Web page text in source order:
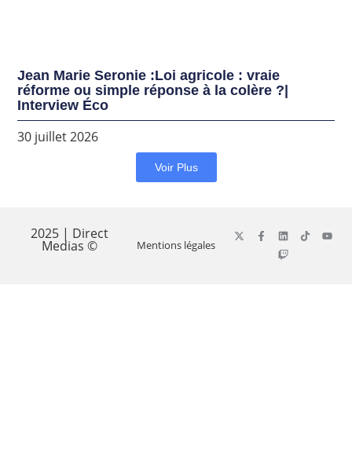
Jean Marie Seronie :Loi agricole : vraie
réforme ou simple réponse à la colère ?|
Interview Éco
30 juillet 2026
Voir Plus
2025 | Direct
Medias © Mentions légales